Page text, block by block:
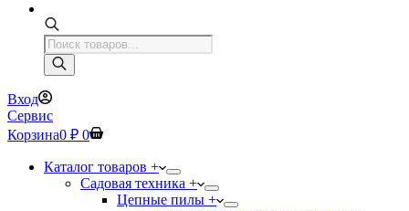
Поиск
товаров
Вход
Сервис
Корзина0 ₽ 0
Каталог товаров +
Садовая техника +
Цепные пилы +